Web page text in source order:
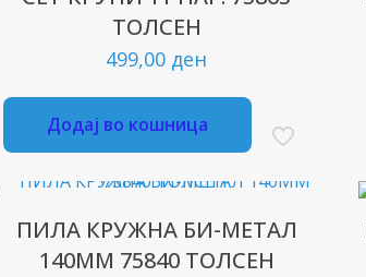
ТОЛСЕН
499,00 ден
Додај во кошница
ПИЛА КРУЖНА БИ-МЕТАЛ
140ММ 75840 ТОЛСЕН